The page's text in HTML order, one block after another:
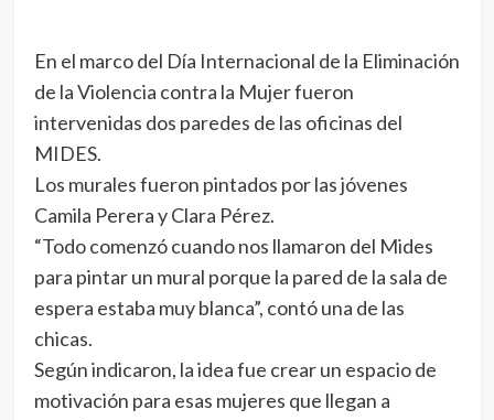
En el marco del Día Internacional de la Eliminación
de la Violencia contra la Mujer fueron
intervenidas dos paredes de las oficinas del
MIDES.
Los murales fueron pintados por las jóvenes
Camila Perera y Clara Pérez.
“Todo comenzó cuando nos llamaron del Mides
para pintar un mural porque la pared de la sala de
espera estaba muy blanca”, contó una de las
chicas.
Según indicaron, la idea fue crear un espacio de
motivación para esas mujeres que llegan a